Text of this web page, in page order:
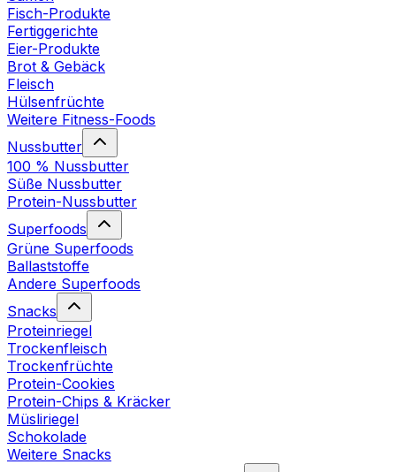
Fisch-Produkte
Fertiggerichte
Eier-Produkte
Brot & Gebäck
Fleisch
Hülsenfrüchte
Weitere Fitness-Foods
Nussbutter
100 % Nussbutter
Süße Nussbutter
Protein-Nussbutter
Superfoods
Grüne Superfoods
Ballaststoffe
Andere Superfoods
Snacks
Proteinriegel
Trockenfleisch
Trockenfrüchte
Protein-Cookies
Protein-Chips & Kräcker
Müsliriegel
Schokolade
Weitere Snacks